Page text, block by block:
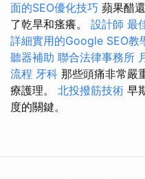
面的SEO優化技巧 蘋果醋
了乾旱和瘙癢。 設計師 最
詳細實用的Google SEO教
聽器補助 聯合法律事務所
流程 牙科 那些頭痛非常嚴
療護理。 北投撥筋技術 早
度的關鍵。